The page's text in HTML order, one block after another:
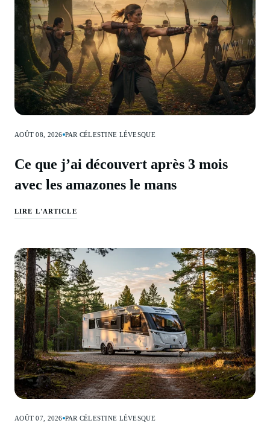
AOÛT 08, 2026 PAR CÉLESTINE LÉVESQUE
Ce que j’ai découvert après 3 mois
avec les amazones le mans
LIRE L'ARTICLE
AOÛT 07, 2026 PAR CÉLESTINE LÉVESQUE